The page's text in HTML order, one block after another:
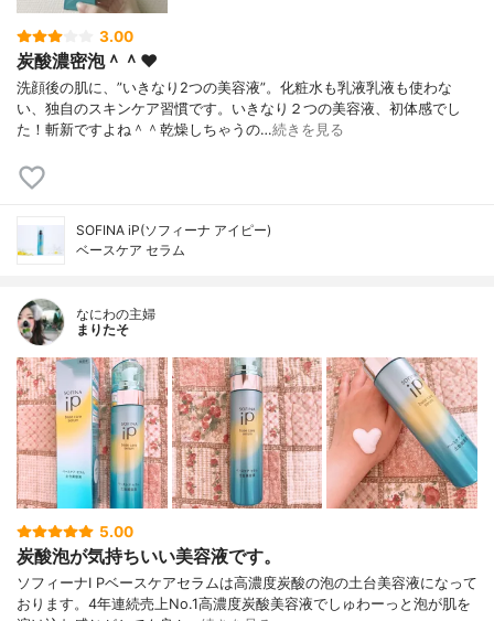
3.00
炭酸濃密泡＾＾❤️
洗顔後の肌に、”いきなり2つの美容液”。化粧水も乳液乳液も使わな
い、独自のスキンケア習慣です。いきなり２つの美容液、初体感でし
た！斬新ですよね＾＾乾燥しちゃうの…続きを見る
SOFINA iP(ソフィーナ アイピー)
ベースケア セラム
なにわの主婦
まりたそ
5.00
炭酸泡が気持ちいい美容液です。
ソフィーナI Pベースケアセラムは高濃度炭酸の泡の土台美容液になって
おります。4年連続売上No.1高濃度炭酸美容液でしゅわーっと泡が肌を